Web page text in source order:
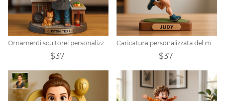
Ornamenti scultorei personalizzati a forma di cuoco
$37
Caricatura personalizzata del maratoneta
$37